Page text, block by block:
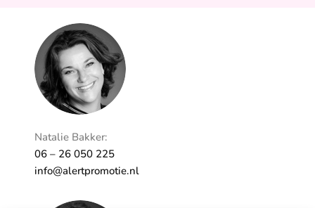
Natalie Bakker:
06 – 26 050 225
info@alertpromotie.nl